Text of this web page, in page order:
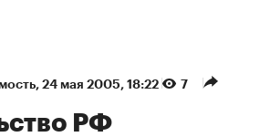
⁠, 24 мая 2005, 18:22 7
РФ